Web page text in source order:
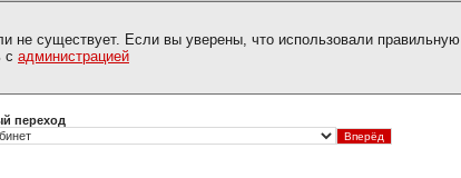
не существует. Если вы уверены, что использовали правильную
с администрацией
переход